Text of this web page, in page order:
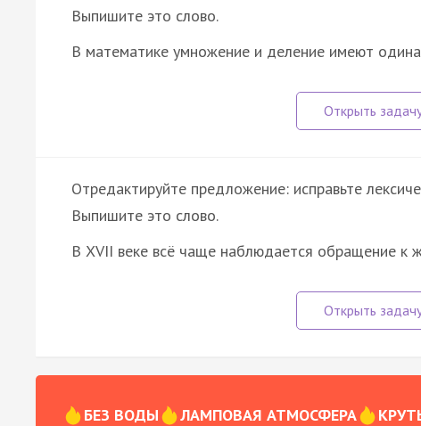
Выпишите это слово.
В математике умножение и деление имеют
Отредактируйте предложение: исправьте
Выпишите это слово.
В XVII веке всё чаще наблюдается обращение к
БЕЗ ВОДЫ ЛАМПОВАЯ АТМОСФЕРА